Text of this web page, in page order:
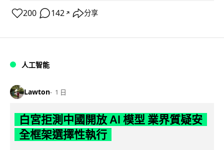
200 142 ↗ 分享
人工智能
Lawton 1 日
白宮拒測中國開放 AI 模型 業界質疑安
全框架選擇性執行